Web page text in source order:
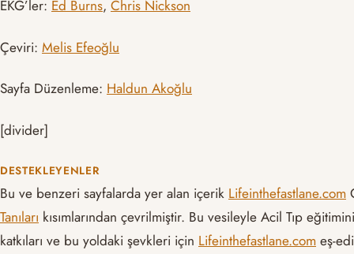
EKG’ler: Ed Burns, Chris Nickson
Çeviri: Melis Efeoğlu
Sayfa Düzenleme: Haldun Akoğlu
[divider]
DESTEKLEYENLER
Bu ve benzeri sayfalarda yer alan içerik Lifeinthefastlane.com
Tanıları kısımlarından çevrilmiştir. Bu vesileyle Acil Tıp
katkıları ve bu yoldaki şevkleri için Lifeinthefastlane.com eş-